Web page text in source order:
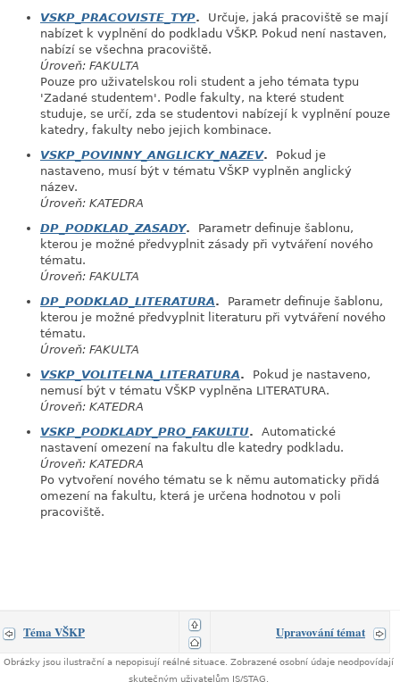
VSKP_PRACOVISTE_TYP.
Určuje, jaká pracoviště se mají
nabízet k vyplnění do podkladu VŠKP. Pokud není nastaven,
nabízí se všechna pracoviště.
Úroveň: FAKULTA
Pouze pro uživatelskou roli student a jeho témata typu
'Zadané studentem'. Podle fakulty, na které student
studuje, se určí, zda se studentovi nabízejí k vyplnění pouze
katedry, fakulty nebo jejich kombinace.
VSKP_POVINNY_ANGLICKY_NAZEV.
Pokud je
nastaveno, musí být v tématu VŠKP vyplněn anglický
název.
Úroveň: KATEDRA
DP_PODKLAD_ZASADY.
Parametr definuje šablonu,
kterou je možné předvyplnit zásady při vytváření nového
tématu.
Úroveň: FAKULTA
DP_PODKLAD_LITERATURA.
Parametr definuje šablonu,
kterou je možné předvyplnit literaturu při vytváření nového
tématu.
Úroveň: FAKULTA
VSKP_VOLITELNA_LITERATURA.
Pokud je nastaveno,
nemusí být v tématu VŠKP vyplněna LITERATURA.
Úroveň: KATEDRA
VSKP_PODKLADY_PRO_FAKULTU.
Automatické
nastavení omezení na fakultu dle katedry podkladu.
Úroveň: KATEDRA
Po vytvoření nového tématu se k němu automaticky přidá
omezení na fakultu, která je určena hodnotou v poli
pracoviště.
Téma VŠKP Upravování témat
Obrázky jsou ilustrační a nepopisují reálné situace. Zobrazené osobní údaje neodpovídají
skutečným uživatelům IS/STAG.